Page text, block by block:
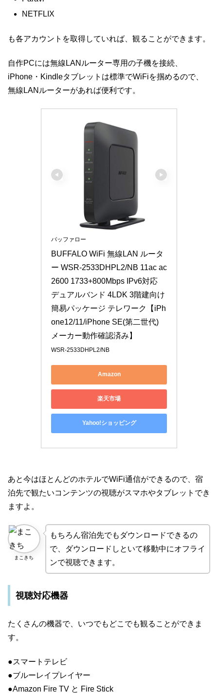
NETFLIX
も各アカウントを取得していれば、観ることができます。
自作PCには無線LANルーター専用の子機を接続、
iPhone・Kindleタブレットは標準でWiFiを掴めるので、
無線LANルーターがあれば便利です。
バッファロー
BUFFALO WiFi 無線LAN ルータ
ー WSR-2533DHPL2/NB 11ac ac
2600 1733+800Mbps IPv6対応
デュアルバンド 4LDK 3階建向け
簡易パッケージ テレワーク【iPh
one12/11/iPhone SE(第二世代)
メーカー動作確認済み】
WSR-2533DHPL2/NB
Amazon
楽天市場
Yahoo!ショッピング
あと今はほとんどのホテルでWiFi通信ができるので、宿
泊先で観たいコンテンツの視聴がスマホやタブレットでき
ますよ。
まこきち
もちろん宿泊先でもダウンロードできるの
で、ダウンロードしといて移動中にオフライ
ンで視聴できます。
視聴対応機器
たくさんの機器で、いつでもどこでも観ることができま
す。
●スマートテレビ
●ブルーレイプレイヤー
●Amazon Fire TV と Fire Stick